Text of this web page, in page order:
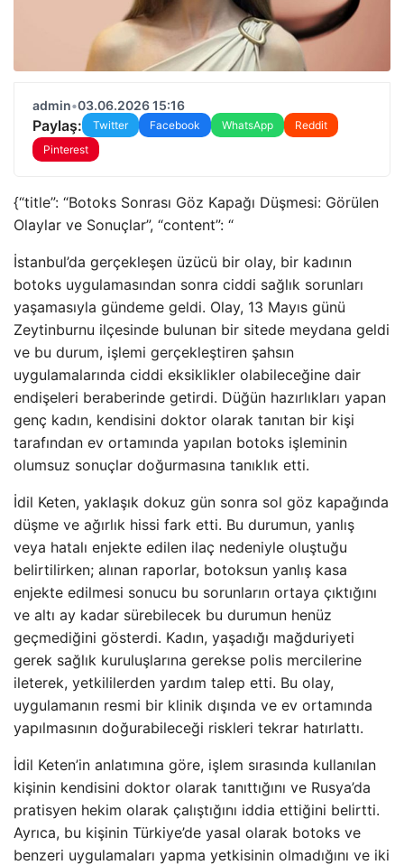
admin•03.06.2026 15:16
Paylaş: Twitter Facebook WhatsApp
Reddit
Pinterest
{“title”: “Botoks Sonrası Göz Kapağı Düşmesi: Görülen
Olaylar ve Sonuçlar”, “content”: “
İstanbul’da gerçekleşen üzücü bir olay, bir kadının
botoks uygulamasından sonra ciddi sağlık sorunları
yaşamasıyla gündeme geldi. Olay, 13 Mayıs günü
Zeytinburnu ilçesinde bulunan bir sitede meydana geldi
ve bu durum, işlemi gerçekleştiren şahsın
uygulamalarında ciddi eksiklikler olabileceğine dair
endişeleri beraberinde getirdi. Düğün hazırlıkları yapan
genç kadın, kendisini doktor olarak tanıtan bir kişi
tarafından ev ortamında yapılan botoks işleminin
olumsuz sonuçlar doğurmasına tanıklık etti.
İdil Keten, yaklaşık dokuz gün sonra sol göz kapağında
düşme ve ağırlık hissi fark etti. Bu durumun, yanlış
veya hatalı enjekte edilen ilaç nedeniyle oluştuğu
belirtilirken; alınan raporlar, botoksun yanlış kasa
enjekte edilmesi sonucu bu sorunların ortaya çıktığını
ve altı ay kadar sürebilecek bu durumun henüz
geçmediğini gösterdi. Kadın, yaşadığı mağduriyeti
gerek sağlık kuruluşlarına gerekse polis mercilerine
ileterek, yetkililerden yardım talep etti. Bu olay,
uygulamanın resmi bir klinik dışında ve ev ortamında
yapılmasının doğurabileceği riskleri tekrar hatırlattı.
İdil Keten’in anlatımına göre, işlem sırasında kullanılan
kişinin kendisini doktor olarak tanıttığını ve Rusya’da
pratisyen hekim olarak çalıştığını iddia ettiğini belirtti.
Ayrıca, bu kişinin Türkiye’de yasal olarak botoks ve
benzeri uygulamaları yapma yetkisinin olmadığını ve iki